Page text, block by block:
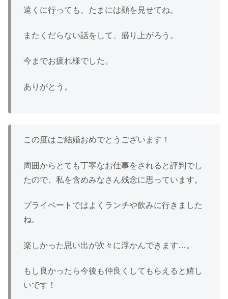
遠くに行っても、たまには顔を見せてね。
またくだらない話をして、盛り上がろう。
今までお疲れ様でした。
ありがとう。
この度はご結婚おめでとうございます！
周囲からとても丁寧なお仕事をされると評判でし
たので、私を含めみなさん残念に思っています。
プライベートではよくランチや飲みに行きました
ね。
楽しかった思い出が次々に浮かんできます…。
もし良かったら今後も仲良くしてもらえると嬉し
いです！